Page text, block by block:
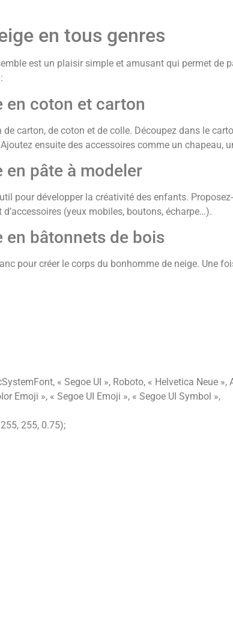
en tous genres
est un plaisir simple et amusant qui permet
en coton et carton
carton, de coton et de colle. Découpez dans le
ensuite des accessoires comme un chapeau,
en pâte à modeler
pour développer la créativité des enfants.
(yeux mobiles, boutons, écharpe…).
en bâtonnets de bois
pour créer le corps du bonhomme de neige. Une
« Segoe UI », Roboto, « Helvetica Neue »,
Emoji », « Segoe UI Emoji », « Segoe UI Symbol »,
255, 0.75);